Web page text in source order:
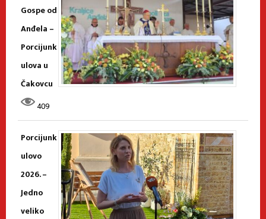
Gospe od
Anđela –
Porcijunk
ulova u
Čakovcu
409
Porcijunk
ulovo
2026. –
Jedno
veliko